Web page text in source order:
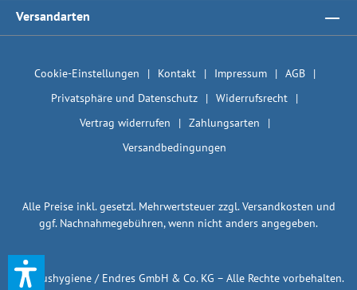
Versandarten
Cookie-Einstellungen Kontakt Impressum
AGB
Privatsphäre und Datenschutz
Widerrufsrecht
Vertrag widerrufen
Zahlungsarten
Versandbedingungen
Alle Preise inkl. gesetzl. Mehrwertsteuer zzgl.Versandkosten und
ggf. Nachnahmegebühren, wenn nicht anders angegeben.
© 1plushygiene / Endres GmbH & Co. KG – Alle Rechte vorbehalten.